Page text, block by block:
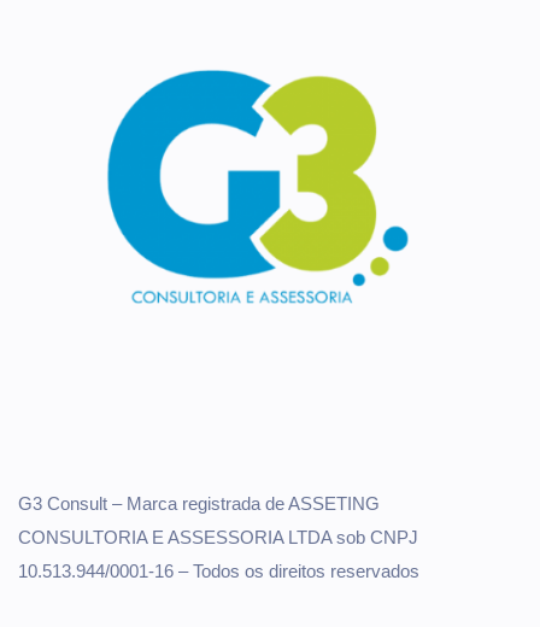
G3 Consult – Marca registrada de ASSETING
CONSULTORIA E ASSESSORIA LTDA sob CNPJ
10.513.944/0001-16 – Todos os direitos reservados